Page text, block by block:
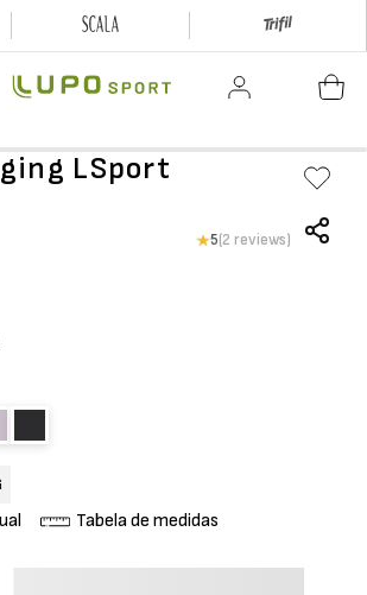
LSport
5(2 reviews)
Tabela de medidas